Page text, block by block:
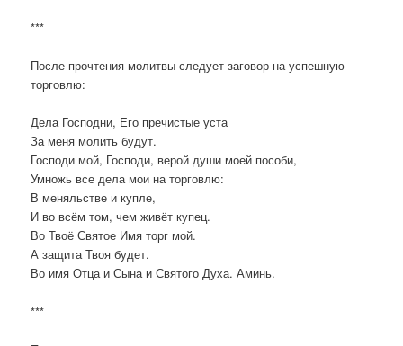
***
После прочтения молитвы следует заговор на успешную
торговлю:
Дела Господни, Его пречистые уста
За меня молить будут.
Господи мой, Господи, верой души моей пособи,
Умножь все дела мои на торговлю:
В меняльстве и купле,
И во всём том, чем живёт купец.
Во Твоё Святое Имя торг мой.
А защита Твоя будет.
Во имя Отца и Сына и Святого Духа. Аминь.
***